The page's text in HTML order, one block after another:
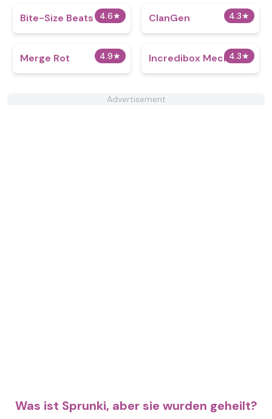
4.6★
Bite-Size Beats 4.3★
ClanGen
4.9★
Merge Rot 4.3★
Incredibox Mechanic
Advertisement
Was ist Sprunki, aber sie wurden geheilt?